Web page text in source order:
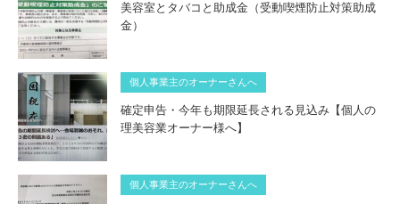
美容室とタバコと助成金（受動喫煙防止対策助成
金）
個人事業主のオーナーさんへ
確定申告・今年も期限延長される見込み【個人の
理美容業オーナー様へ】
個人事業主のオーナーさんへ